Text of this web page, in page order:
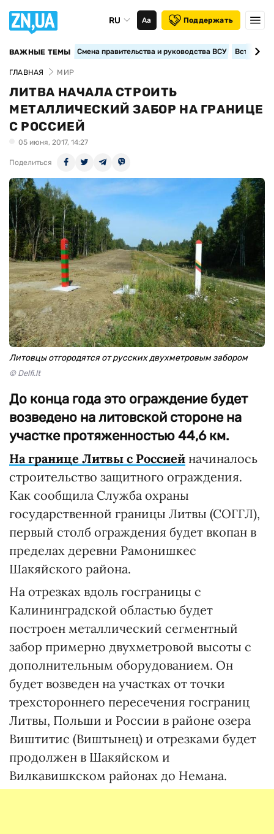
RU Аа Поддержать
ВАЖНЫЕ ТЕМЫ Смена правительства и руководства ВСУ
ГЛАВНАЯ МИР
ЛИТВА НАЧАЛА СТРОИТЬ
МЕТАЛЛИЧЕСКИЙ ЗАБОР НА ГРАНИЦЕ
С РОССИЕЙ
05 июня, 2017, 14:27
Поделиться
Литовцы отгородятся от русских двухметровым забором
© Delfi.lt
До конца года это ограждение будет
возведено на литовской стороне на
участке протяженностью 44,6 км.
На границе Литвы с Россией начиналось
строительство защитного ограждения.
Как сообщила Служба охраны
государственной границы Литвы (СОГГЛ),
первый столб ограждения будет вкопан в
пределах деревни Рамонишкес
Шакяйского района.
На отрезках вдоль госграницы с
Калининградской областью будет
построен металлический сегментный
забор примерно двухметровой высоты с
дополнительным оборудованием. Он
будет возведен на участках от точки
трехстороннего пересечения госграниц
Литвы, Польши и России в районе озера
Виштитис (Виштынец) и отрезками будет
продолжен в Шакяйском и
Вилкавишкском районах до Немана.